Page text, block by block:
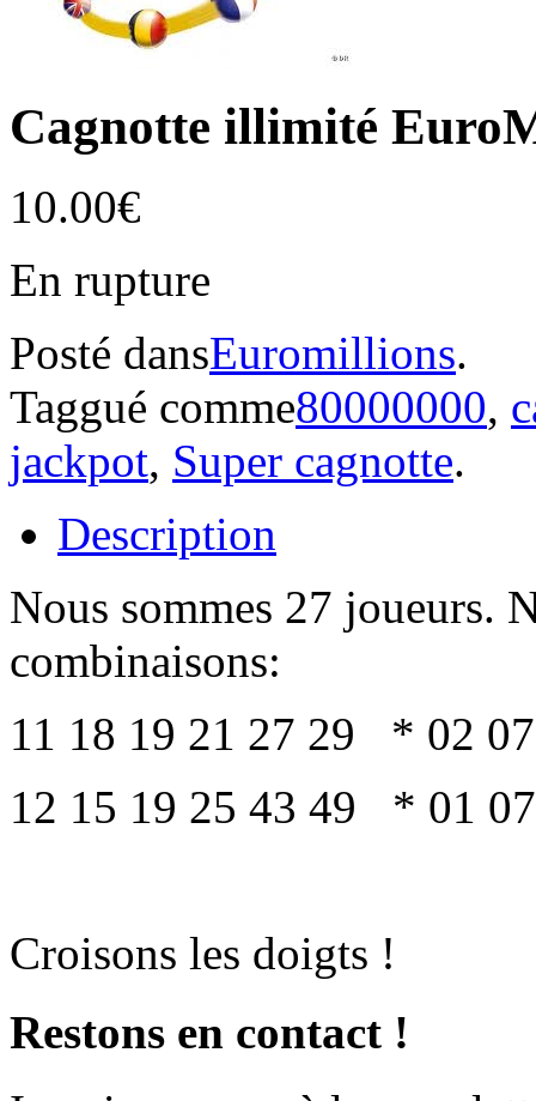
Cagnotte illimité
10.00€
En rupture
Posté dansEuromillions.
Taggué comme80000000,
jackpot, Super cagnotte.
Description
Nous sommes 27 joueurs.
combinaisons:
11 18 19 21 27 29 * 02
12 15 19 25 43 49 * 01
Croisons les doigts !
Restons en contact !